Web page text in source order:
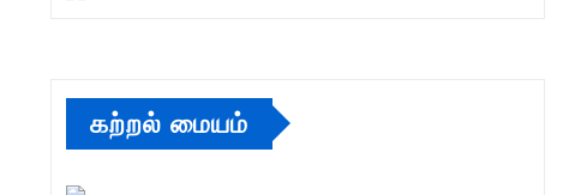
கற்றல் மையம்